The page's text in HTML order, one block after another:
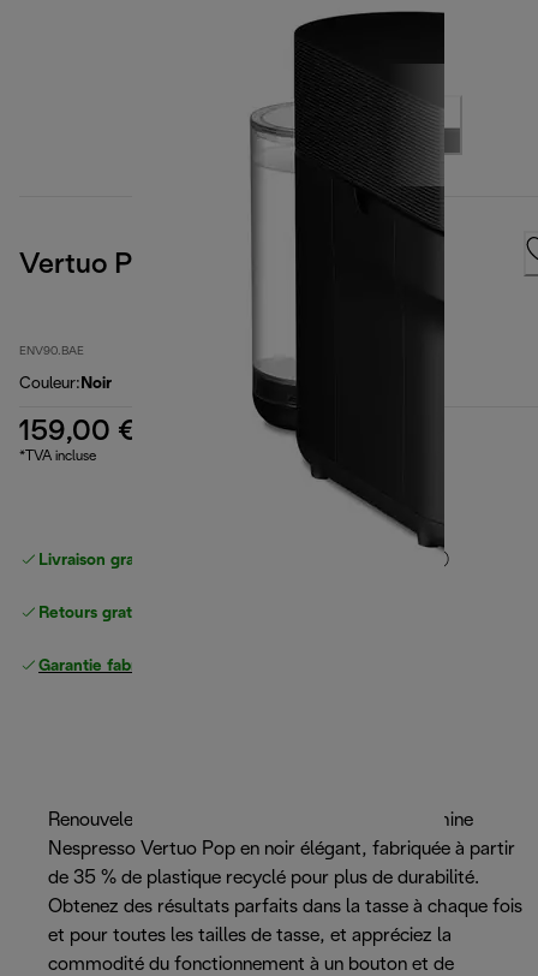
Vertuo Pop, Black
ENV90.BAE
Couleur: Noir
159,00 €
*TVA incluse
Livraison gratuite standard
Retours gratuits
Garantie fabricant complète
Renouvelez le look de votre cuisine avec la machine
Nespresso Vertuo Pop en noir élégant, fabriquée à partir
de 35 % de plastique recyclé pour plus de durabilité.
Obtenez des résultats parfaits dans la tasse à chaque fois
et pour toutes les tailles de tasse, et appréciez la
commodité du fonctionnement à un bouton et de